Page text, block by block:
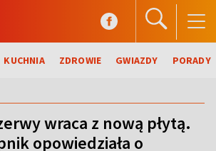
KUCHNIA ZDROWIE GWIAZDY PORADY
wraca z nową płytą.
opowiedziała o